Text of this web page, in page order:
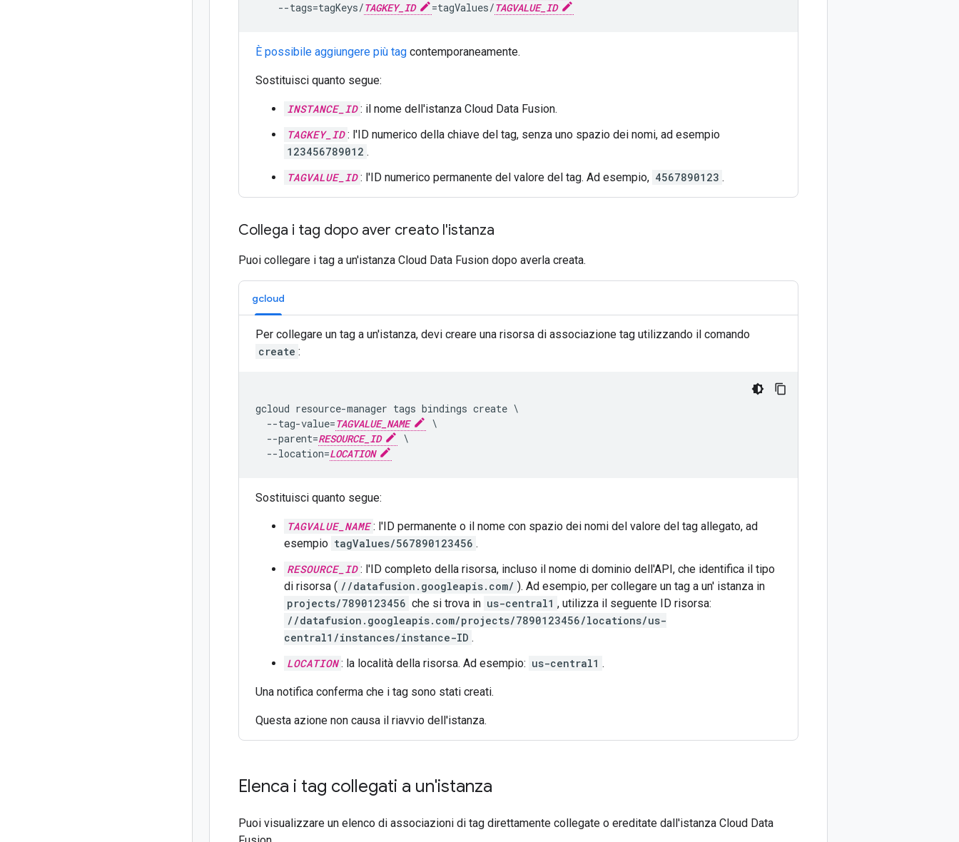
--tags=tagKeys/TAGKEY_ID =tagValues/TAGVALUE_ID
È possibile aggiungere più tag contemporaneamente.
Sostituisci quanto segue:
INSTANCE_ID : il nome dell'istanza Cloud Data Fusion.
TAGKEY_ID : l'ID numerico della chiave del tag, senza uno spazio dei nomi, ad esempio
123456789012 .
TAGVALUE_ID : l'ID numerico permanente del valore del tag. Ad esempio, 4567890123 .
Collega i tag dopo aver creato l'istanza
Puoi collegare i tag a un'istanza Cloud Data Fusion dopo averla creata.
gcloud
Per collegare un tag a un'istanza, devi creare una risorsa di associazione tag utilizzando il comando
create :
gcloud resource-manager tags bindings create \
  --tag-value=
TAGVALUE_NAME
\
  --parent=
RESOURCE_ID
\
  --location=
LOCATION
Sostituisci quanto segue:
TAGVALUE_NAME : l'ID permanente o il nome con spazio dei nomi del valore del tag allegato, ad
esempio tagValues/567890123456 .
RESOURCE_ID : l'ID completo della risorsa, incluso il nome di dominio dell'API, che identifica il tipo
di risorsa ( //datafusion.googleapis.com/ ). Ad esempio, per collegare un tag a un' istanza in
projects/7890123456 che si trova in us-central1 , utilizza il seguente ID risorsa:
//datafusion.googleapis.com/projects/7890123456/locations/us-
central1/instances/instance-ID .
LOCATION : la località della risorsa. Ad esempio: us-central1 .
Una notifica conferma che i tag sono stati creati.
Questa azione non causa il riavvio dell'istanza.
Elenca i tag collegati a un'istanza
Puoi visualizzare un elenco di associazioni di tag direttamente collegate o ereditate dall'istanza Cloud Data